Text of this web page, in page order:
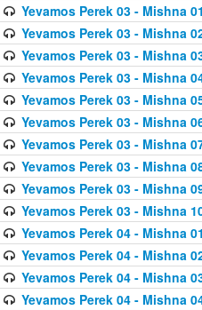
Yevamos Perek 03 - Mishna 01
Yevamos Perek 03 - Mishna
Yevamos Perek 03 - Mishna
Yevamos Perek 03 - Mishna
Yevamos Perek 03 - Mishna
Yevamos Perek 03 - Mishna
Yevamos Perek 03 - Mishna
Yevamos Perek 03 - Mishna
Yevamos Perek 03 - Mishna
Yevamos Perek 03 - Mishna
Yevamos Perek 04 - Mishna 01
Yevamos Perek 04 - Mishna
Yevamos Perek 04 - Mishna
Yevamos Perek 04 - Mishna